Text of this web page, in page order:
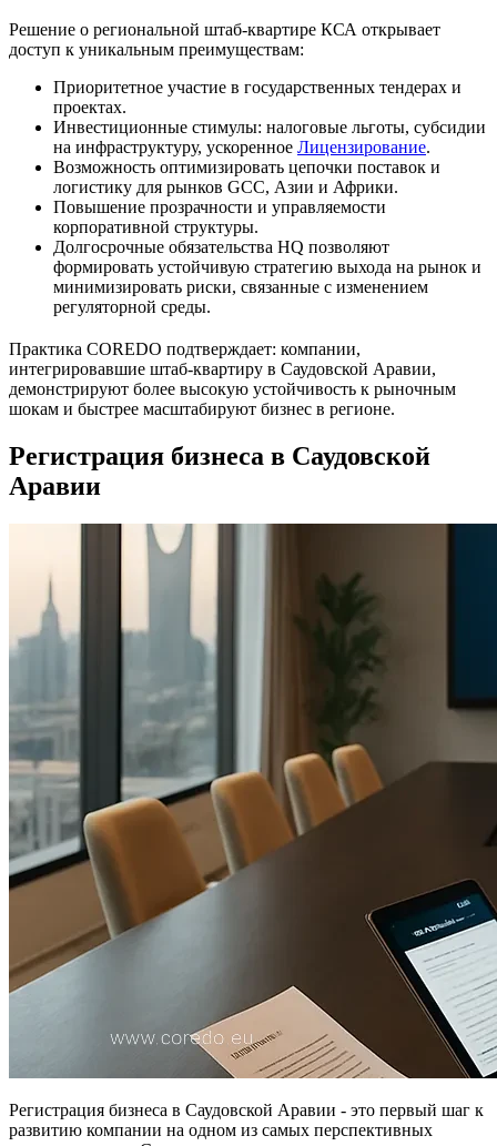
Решение о региональной штаб-квартире КСА открывает
доступ к уникальным преимуществам:
Приоритетное участие в государственных тендерах и
проектах.
Инвестиционные стимулы: налоговые льготы, субсидии
на инфраструктуру, ускоренное Лицензирование.
Возможность оптимизировать цепочки поставок и
логистику для рынков GCC, Азии и Африки.
Повышение прозрачности и управляемости
корпоративной структуры.
Долгосрочные обязательства HQ позволяют
формировать устойчивую стратегию выхода на рынок и
минимизировать риски, связанные с изменением
регуляторной среды.
Практика COREDO подтверждает: компании,
интегрировавшие штаб-квартиру в Саудовской Аравии,
демонстрируют более высокую устойчивость к рыночным
шокам и быстрее масштабируют бизнес в регионе.
Регистрация бизнеса в Саудовской
Аравии
Регистрация бизнеса в Саудовской Аравии - это первый шаг к
развитию компании на одном из самых перспективных